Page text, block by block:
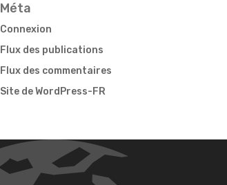
Méta
Connexion
Flux des publications
Flux des commentaires
Site de WordPress-FR